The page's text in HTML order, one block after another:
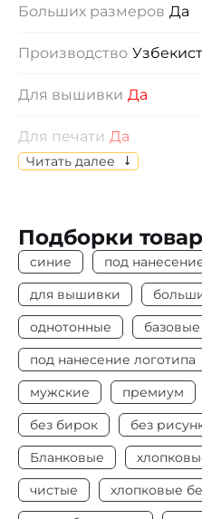
Больших размеров Да
Производство
Для вышивки Да
Для печати Да
Состав Кулирная гладь,
Цвет Синий
Плотность 155-160 г/м2
Под нанесение Да
Читать далее
Подборки
синие под
для вышивки
однотонные
базовые
под нанесение логотипа
мужские
премиум
без бирок
без
Бланковые
чистые
хлопковые